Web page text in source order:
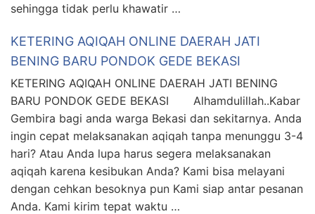
sehingga tidak perlu khawatir …
KETERING AQIQAH ONLINE DAERAH JATI
BENING BARU PONDOK GEDE BEKASI
KETERING AQIQAH ONLINE DAERAH JATI BENING
BARU PONDOK GEDE BEKASI Alhamdulillah..Kabar
Gembira bagi anda warga Bekasi dan sekitarnya. Anda
ingin cepat melaksanakan aqiqah tanpa menunggu 3-4
hari? Atau Anda lupa harus segera melaksanakan
aqiqah karena kesibukan Anda? Kami bisa melayani
dengan cehkan besoknya pun Kami siap antar pesanan
Anda. Kami kirim tepat waktu …